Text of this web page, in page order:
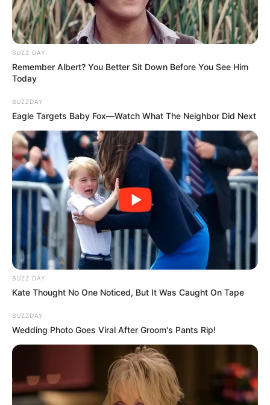
BUZZ DAY
Remember Albert? You Better Sit Down Before You See Him
Today
BUZZDAY
Eagle Targets Baby Fox—Watch What The Neighbor Did Next
BUZZ DAY
Kate Thought No One Noticed, But It Was Caught On Tape
BUZZDAY
Wedding Photo Goes Viral After Groom's Pants Rip!